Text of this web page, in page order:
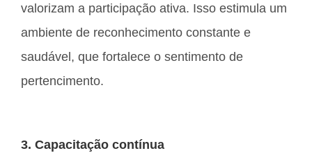
valorizam a participação ativa. Isso estimula um
ambiente de reconhecimento constante e
saudável, que fortalece o sentimento de
pertencimento.
3. Capacitação contínua